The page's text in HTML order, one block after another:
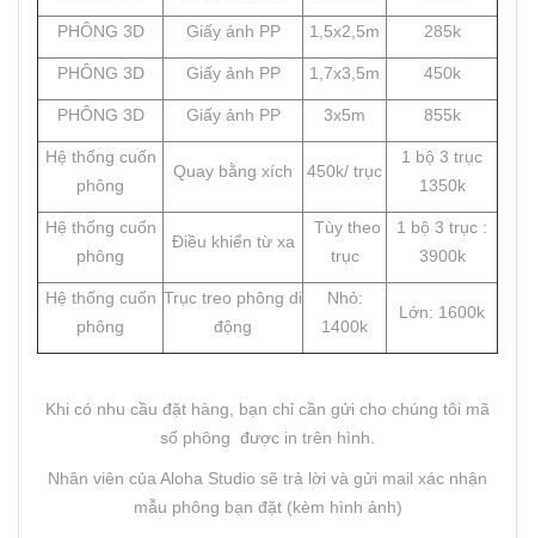
PHÔNG 3D Giấy ảnh PP 1,5x2,5m 285k
PHÔNG 3D Giấy ảnh PP 1,7x3,5m 450k
PHÔNG 3D Giấy ảnh PP 3x5m 855k
Hệ thống cuốn
phông
Quay bằng xích 450k/ trục
1 bộ 3 trục
1350k
Hệ thống cuốn
phông
Điều khiển từ xa
Tùy theo
trục
1 bộ 3 trục :
3900k
Hệ thống cuốn
phông
Trục treo phông di
động
Nhỏ:
1400k
Lớn: 1600k
Khi có nhu cầu đặt hàng, bạn chỉ cần gửi cho chúng tôi mã
số phông được in trên hình.
Nhân viên của Aloha Studio sẽ trả lời và gửi mail xác nhận
mẫu phông bạn đặt (kèm hình ảnh)